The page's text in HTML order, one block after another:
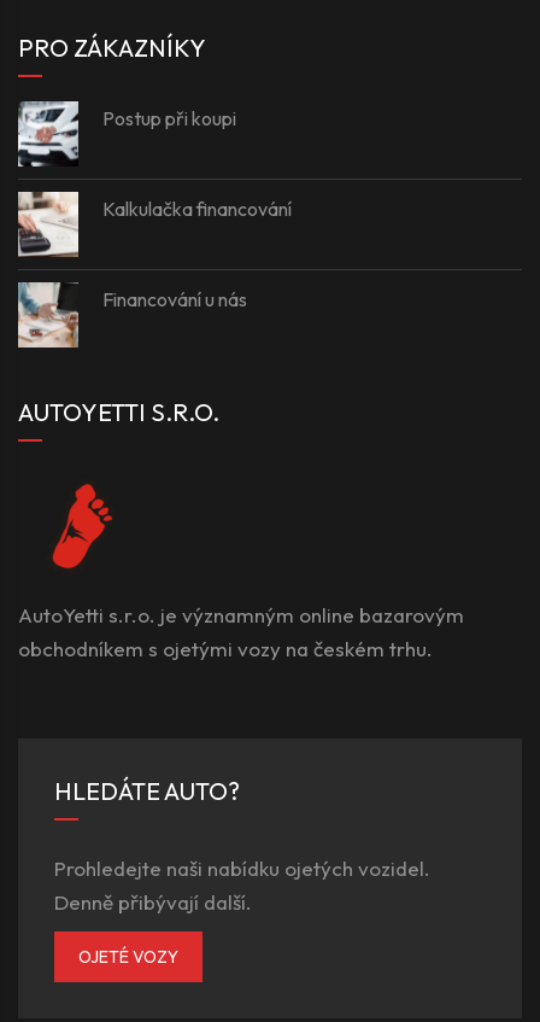
PRO ZÁKAZNÍKY
Postup při koupi
Kalkulačka financování
Financování u nás
AUTOYETTI S.R.O.
AutoYetti s.r.o. je významným online bazarovým
obchodníkem s ojetými vozy na českém trhu.
HLEDÁTE AUTO?
Prohledejte naši nabídku ojetých vozidel.
Denně přibývají další.
OJETÉ VOZY